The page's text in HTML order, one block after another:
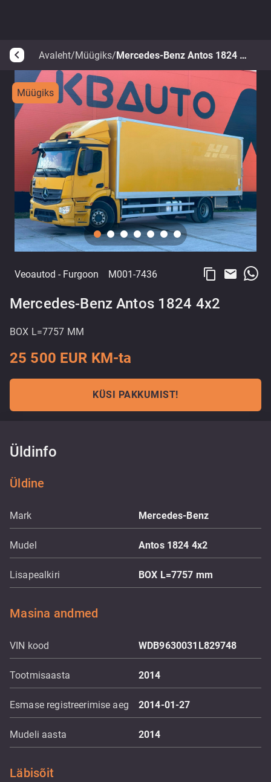
arrow_back_ios Avaleht/Müügiks/ Mercedes-Benz Antos 1824 4x2
Müügiks
Veoautod - Furgoon M001-7436 content_copy email
Mercedes-Benz Antos 1824 4x2
BOX L=7757 MM
25 500 EUR KM-ta
KÜSI PAKKUMIST!
Üldinfo
Üldine
Mark Mercedes-Benz
Mudel Antos 1824 4x2
Lisapealkiri BOX L=7757 mm
Masina andmed
VIN kood WDB9630031L829748
Tootmisaasta 2014
Esmase registreerimise aeg 2014-01-27
Mudeli aasta 2014
Läbisõit